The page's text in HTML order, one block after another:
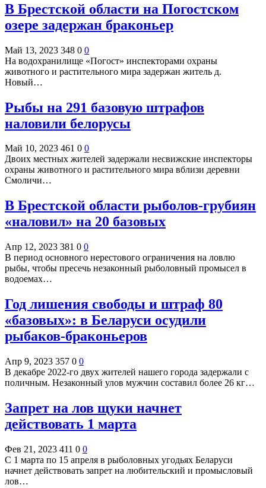
В Брестской области на Погостском
озере задержан браконьер
Май 13, 2023 348 0 0
На водохранилище «Погост» инспекторами охраны
животного и растительного мира задержан житель д.
Новый…
Рыбы на 291 базовую штрафов
наловили белорусы
Май 10, 2023 461 0 0
Двоих местных жителей задержали несвижские инспекторы
охраны животного и растительного мира вблизи деревни
Смоличи…
В Брестской области рыболов-грубиян
«наловил» на 20 базовых
Апр 12, 2023 381 0 0
В период основного нерестового ограничения на ловлю
рыбы, чтобы пресечь незаконный рыболовный промысел в
водоемах…
Год лишения свободы и штраф 80
«базовых»: в Беларуси осудили
рыбаков-браконьеров
Апр 9, 2023 357 0 0
В декабре 2022-го двух жителей нашего города задержали с
поличным. Незаконный улов мужчин составил более 26 кг…
Запрет на лов щуки начнет
действовать 1 марта
Фев 21, 2023 411 0 0
С 1 марта по 15 апреля в рыболовных угодьях Беларуси
начнет действовать запрет на любительский и промысловый
лов…